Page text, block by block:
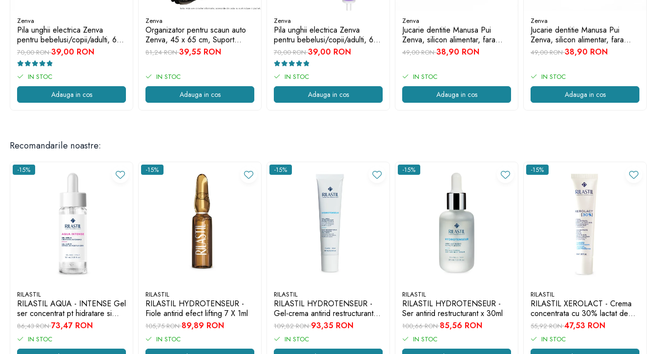
Zenva
Pila unghii electrica Zenva
pentru bebelusi/copii/adulti, 6
capete de schimb, verde
70,00 RON39,00 RON
IN STOC
Adauga in cos
Zenva
Organizator pentru scaun auto
Zenva, 45 x 65 cm, Suport
Tableta, Impermeabil, Negru,
Protectie Scaun Auto, Spatar
81,24 RON39,55 RON
IN STOC
Adauga in cos
Zenva
Pila unghii electrica Zenva
pentru bebelusi/copii/adulti, 6
capete de schimb, roz
70,00 RON39,00 RON
IN STOC
Adauga in cos
Zenva
Jucarie dentitie Manusa Pui
Zenva, silicon alimentar, fara
BPA, 3-12 luni, Roz deschis
49,00 RON38,90 RON
IN STOC
Adauga in cos
Zenva
Jucarie dentitie Manusa Pui
Zenva, silicon alimentar, fara
BPA, 3-12 luni, Albastru
49,00 RON38,90 RON
IN STOC
Adauga in cos
Recomandarile noastre:
-15%
RILASTIL
RILASTIL AQUA - INTENSE Gel
ser concentrat pt hidratare si
anti-poluare x 30ml
86,43 RON73,47 RON
IN STOC
-15%
RILASTIL
RILASTIL HYDROTENSEUR -
Fiole antirid efect lifting 7 X 1ml
105,75 RON89,89 RON
IN STOC
-15%
RILASTIL
RILASTIL HYDROTENSEUR -
Gel-crema antirid restructurant
MAT x 40ml
109,82 RON93,35 RON
IN STOC
-15%
RILASTIL
RILASTIL HYDROTENSEUR -
Ser antirid restructurant x 30ml
100,66 RON85,56 RON
IN STOC
-15%
RILASTIL
RILASTIL XEROLACT - Crema
concentrata cu 30% lactat de
sodiu x 40ml
55,92 RON47,53 RON
IN STOC